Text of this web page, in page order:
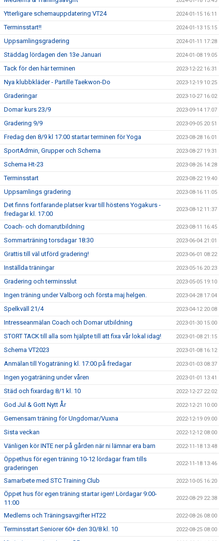
Ytterligare schemauppdatering VT24 2024-01-15 16:11
Terminsstart!! 2024-01-13 15:15
Uppsamlingsgradering 2024-01-11 17:28
Städdag lördagen den 13e Januari 2024-01-08 19:05
Tack för den här terminen 2023-12-22 16:31
Nya klubbkläder - Partille Taekwon-Do 2023-12-19 10:25
Graderingar 2023-10-27 16:02
Domar kurs 23/9 2023-09-14 17:07
Gradering 9/9 2023-09-05 20:51
Fredag den 8/9 kl 17:00 startar terminen för Yoga 2023-08-28 16:01
SportAdmin, Grupper och Schema 2023-08-27 19:31
Schema Ht-23 2023-08-26 14:28
Terminsstart 2023-08-22 19:40
Uppsamlings gradering 2023-08-16 11:05
Det finns fortfarande platser kvar till höstens Yogakurs -
fredagar kl. 17:00
2023-08-12 11:37
Coach- och domarutbildning 2023-08-11 16:45
Sommarträning torsdagar 18:30 2023-06-04 21:01
Grattis till väl utförd gradering! 2023-06-01 08:22
Inställda träningar 2023-05-16 20:23
Gradering och terminsslut 2023-05-05 19:10
Ingen träning under Valborg och första maj helgen. 2023-04-28 17:04
Spelkväll 21/4 2023-04-12 20:08
Intresseanmälan Coach och Domar utbildning 2023-01-30 15:00
STORT TACK till alla som hjälpte till att fixa vår lokal idag! 2023-01-08 21:15
Schema VT2023 2023-01-08 16:12
Anmälan till Yogaträning kl. 17:00 på fredagar 2023-01-03 08:37
Ingen yogaträning under våren 2023-01-01 13:41
Städ och fixardag 8/1 kl. 10 2022-12-27 22:02
God Jul & Gott Nytt År 2022-12-21 10:00
Gemensam träning för Ungdomar/Vuxna 2022-12-19 09:00
Sista veckan 2022-12-12 08:00
Vänligen kör INTE ner på gården när ni lämnar era barn 2022-11-18 13:48
Öppethus för egen träning 10-12 lördagar fram tills
graderingen
2022-11-18 13:46
Samarbete med STC Training Club 2022-10-05 16:20
Öppet hus för egen träning startar igen! Lördagar 9:00-
11:00
2022-08-29 22:38
Medlems och Träningsavgifter HT22 2022-08-26 08:00
Terminsstart Seniorer 60+ den 30/8 kl. 10 2022-08-25 08:00